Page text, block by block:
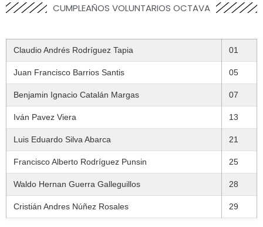
CUMPLEAÑOS VOLUNTARIOS OCTAVA
Claudio Andrés Rodríguez Tapia 01
Juan Francisco Barrios Santis 05
Benjamin Ignacio Catalán Margas 07
Iván Pavez Viera 13
Luis Eduardo Silva Abarca 21
Francisco Alberto Rodríguez Punsin 25
Waldo Hernan Guerra Galleguillos 28
Cristián Andres Núñez Rosales 29